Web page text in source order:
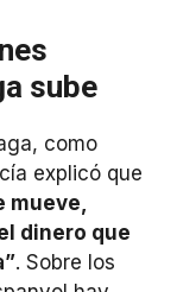
sube
como
explicó que
mueve,
dinero que
. Sobre los